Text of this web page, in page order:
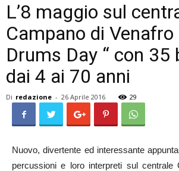
L’8 maggio sul
Campano di Venafro
Drums Day “ con
dai 4 ai 70 anni
Di redazione - 26 Aprile 2016 29
Nuovo, divertente ed interessante
percussioni e loro interpreti sul centrale